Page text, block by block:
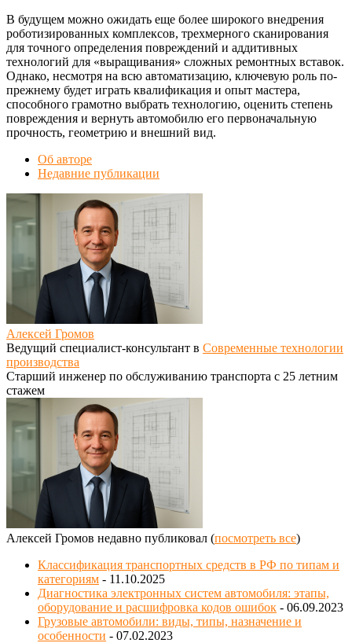
В будущем можно ожидать еще более широкого внедрения
роботизированных комплексов, трехмерного сканирования
для точного определения повреждений и аддитивных
технологий для «выращивания» сложных ремонтных вставок.
Однако, несмотря на всю автоматизацию, ключевую роль по-
прежнему будет играть квалификация и опыт мастера,
способного грамотно выбрать технологию, оценить степень
повреждения и вернуть автомобилю его первоначальную
прочность, геометрию и внешний вид.
Об авторе
Недавние публикации
Алексей Громов
Ведущий специалист-консультант в Современные технологии
производства
Старший инженер по обслуживанию транспорта с 25 летним
стажем
Алексей Громов недавно публиковал (посмотреть все)
Классификация транспортных средств в РФ по типам и
категориям - 11.10.2025
Диагностика электронных систем автомобиля: этапы,
оборудование и расшифровка кодов ошибок - 06.09.2023
Грузовые автомобили: виды, типы, назначение и
особенности - 07.02.2023